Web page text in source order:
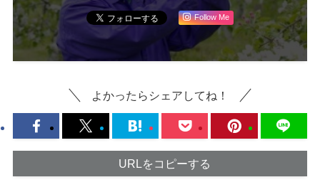
Follow Me
よかったらシェアしてね！
URLをコピーする